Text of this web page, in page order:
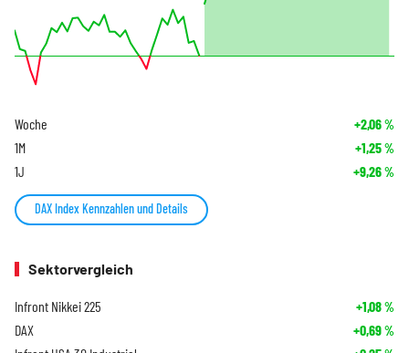
Woche +2,06%
1M +1,25%
1J +9,26%
DAX Index Kennzahlen und Details
Sektorvergleich
Infront Nikkei 225 +1,08%
DAX +0,69%